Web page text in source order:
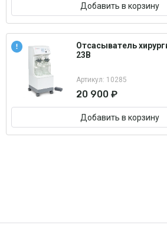
Добавить в корзину
Отсасыватель
23B
Артикул: 10285
20 900 ₽
Добавить в корзину